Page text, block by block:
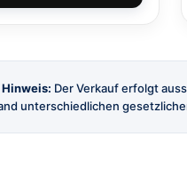
Der Verkauf erfolgt
unterschiedlichen